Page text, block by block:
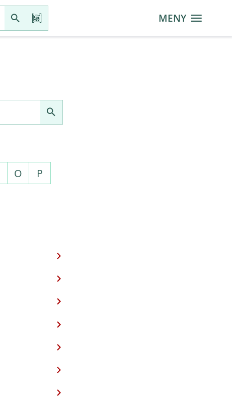
MENY
O
P